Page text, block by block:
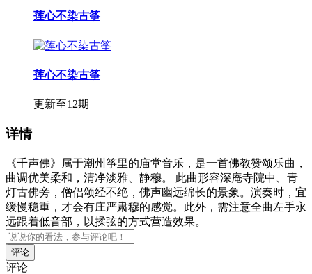
莲心不染古筝
莲心不染古筝
更新至12期
详情
《千声佛》属于潮州筝里的庙堂音乐，是一首佛教赞颂乐曲，
曲调优美柔和，清净淡雅、静穆。 此曲形容深庵寺院中、青
灯古佛旁，僧侣颂经不绝，佛声幽远绵长的景象。演奏时，宜
缓慢稳重，才会有庄严肃穆的感觉。此外，需注意全曲左手永
远跟着低音部，以揉弦的方式营造效果。
评论